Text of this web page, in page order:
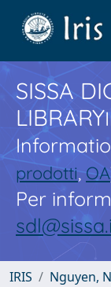
SISSA
LIBRARY
prodotti,OA
Per
IRIS Nguyen,